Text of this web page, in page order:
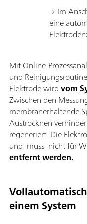
→ Im
eine
Mit Online-
und
Elektrode wirdvom
Zwischen den
membranerhaltende
Austrocknen
regeneriert. Die
und muss nicht für
entfernt werden.
einem System